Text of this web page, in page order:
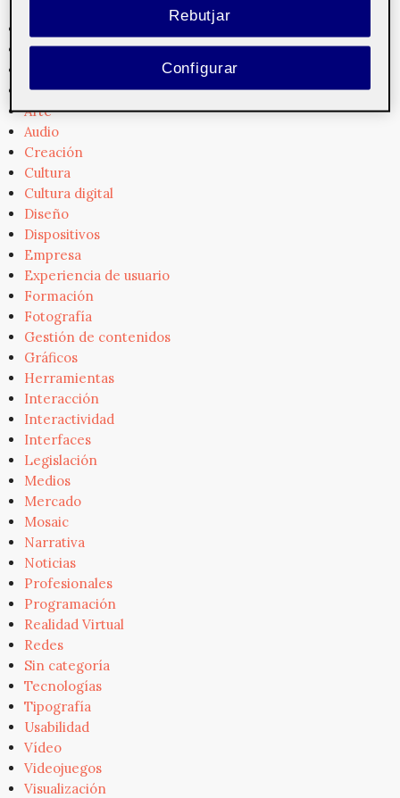
Animación
Arquitectura de información
Arte
Audio
Creación
Cultura
Cultura digital
Diseño
Dispositivos
Empresa
Experiencia de usuario
Formación
Fotografía
Gestión de contenidos
Gráficos
Herramientas
Interacción
Interactividad
Interfaces
Legislación
Medios
Mercado
Mosaic
Narrativa
Noticias
Profesionales
Programación
Realidad Virtual
Redes
Sin categoría
Tecnologías
Tipografía
Usabilidad
Vídeo
Videojuegos
Visualización
Rebutjar
Configurar